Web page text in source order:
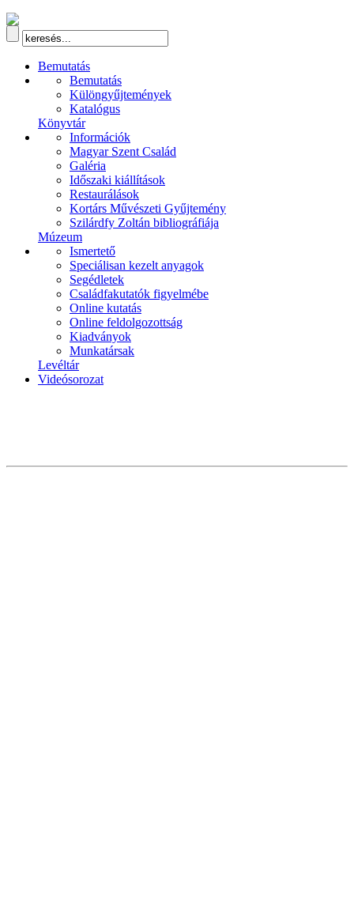
Bemutatás
Bemutatás
Különgyűjtemények
Katalógus
Könyvtár
Információk
Magyar Szent Család
Galéria
Időszaki kiállítások
Restaurálások
Kortárs Művészeti Gyűjtemény
Szilárdfy Zoltán bibliográfiája
Múzeum
Ismertető
Speciálisan kezelt anyagok
Segédletek
Családfakutatók figyelmébe
Online kutatás
Online feldolgozottság
Kiadványok
Munkatársak
Levéltár
Videósorozat